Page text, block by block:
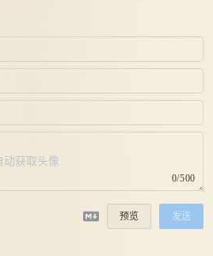
0/500
预览 发送